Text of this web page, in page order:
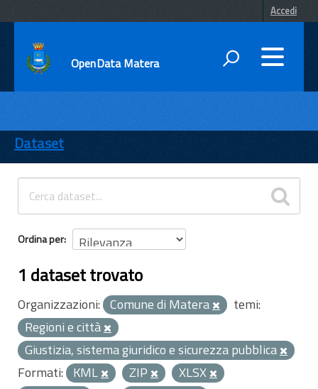
Accedi
OpenData Matera
ENTI
TEMI
INFORMAZIONI
Dataset
Ordina per
1 dataset trovato
Organizzazioni: Comune di Matera
temi:
Regioni e città
Giustizia, sistema giuridico e sicurezza pubblica
Formati: KML ZIP
XLSX